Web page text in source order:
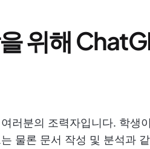
위해
러분의 조력자입니다. 학생
물론 문서 작성 및 분석과